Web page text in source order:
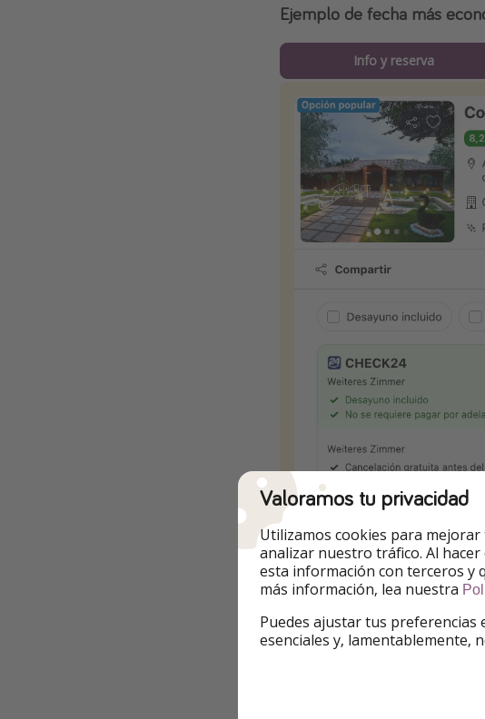
Ejemplo de fecha más
Info y reserva
Ir a la oferta
Valoramos tu privacidad
Utilizamos cookies para
analizar nuestro tráfico. Al
esta información con terceros y
más información, lea nuestra
Puedes ajustar tus preferencias
esenciales y, lamentablemente,